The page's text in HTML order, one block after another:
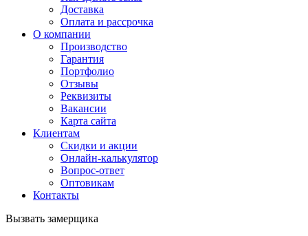
Доставка
Оплата и рассрочка
О компании
Производство
Гарантия
Портфолио
Отзывы
Реквизиты
Вакансии
Карта сайта
Клиентам
Скидки и акции
Онлайн-калькулятор
Вопрос-ответ
Оптовикам
Контакты
Вызвать замерщика